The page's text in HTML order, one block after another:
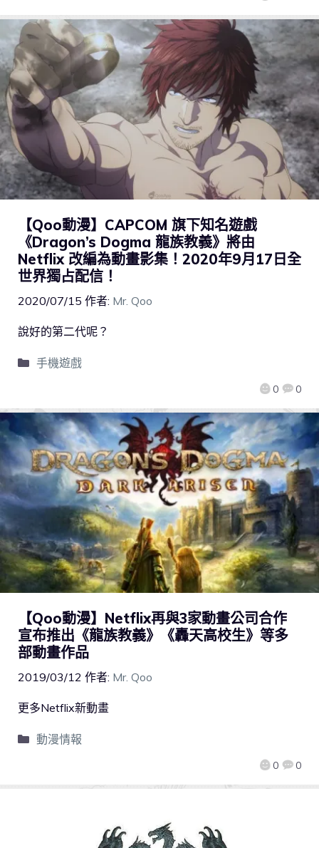
【Qoo動漫】CAPCOM 旗下知名遊戲
《Dragon’s Dogma 龍族教義》將由
Netflix 改編為動畫影集！2020年9月17日全
世界獨占配信！
2020/07/15 作者: Mr. Qoo
0 0
說好的第二代呢？
手機遊戲
【Qoo動漫】Netflix再與3家動畫公司合作
宣布推出《龍族教義》《轟天高校生》等多
部動畫作品
2019/03/12 作者: Mr. Qoo
0 0
更多Netflix新動畫
動漫情報